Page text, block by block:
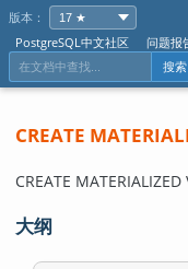
版本：
PostgreSQL中文社区
问题报
搜索
CREATE
CREATE
大纲